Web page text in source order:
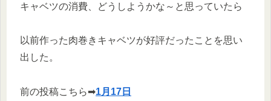
キャベツの消費、どうしようかな～と思っていたら
以前作った肉巻きキャベツが好評だったことを思い
出した。
前の投稿こちら➡1月17日